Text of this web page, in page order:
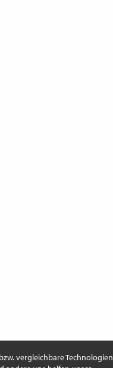
vergleichbare